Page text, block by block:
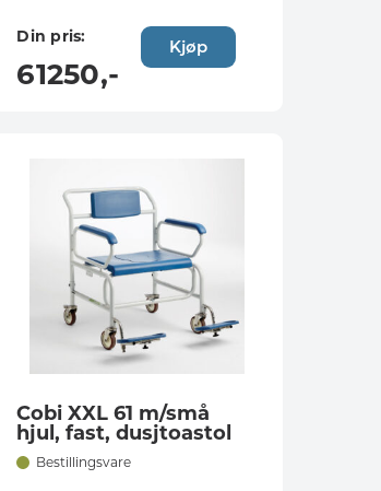
Din pris:
61250,-
Kjøp
Cobi XXL 61 m/små
hjul, fast, dusjtoastol
Bestillingsvare